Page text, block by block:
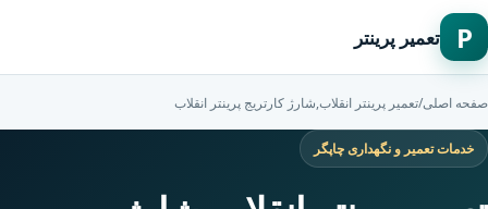
P تعمیر پرینتر
صفحه اصلی/تعمیر پرینتر انقلاب,شارژ کارتریج پرینتر انقلاب
خدمات تعمیر و نگهداری چاپگر